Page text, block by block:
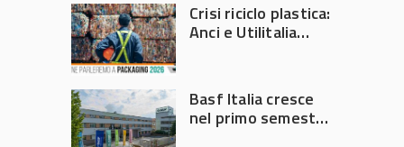
Crisi riciclo plastica:
Anci e Utilitalia
Governo
Basf Italia cresce
nel primo semestre